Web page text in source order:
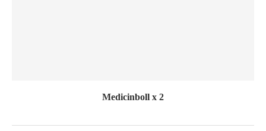
Medicinboll x 2